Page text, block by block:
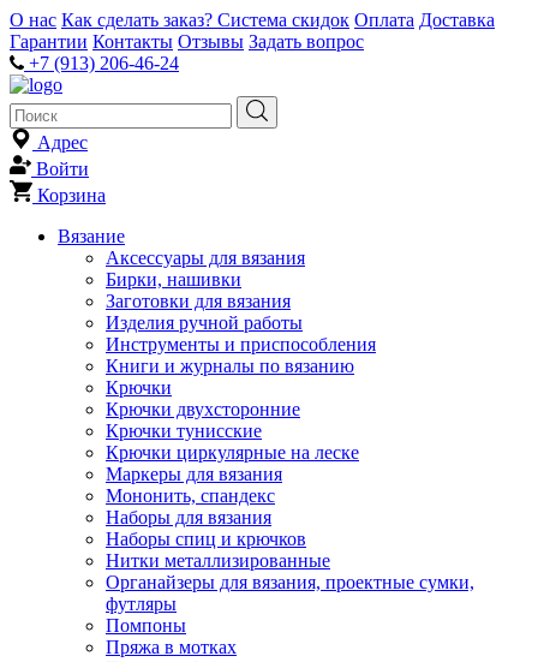
О нас Как сделать заказ? Система скидок Оплата Доставка
Гарантии Контакты Отзывы Задать вопрос
+7 (913) 206-46-24
Адрес
Войти
Корзина
Вязание
Аксессуары для вязания
Бирки, нашивки
Заготовки для вязания
Изделия ручной работы
Инструменты и приспособления
Книги и журналы по вязанию
Крючки
Крючки двухсторонние
Крючки тунисские
Крючки циркулярные на леске
Маркеры для вязания
Мононить, спандекс
Наборы для вязания
Наборы спиц и крючков
Нитки металлизированные
Органайзеры для вязания, проектные сумки,
футляры
Помпоны
Пряжа в мотках